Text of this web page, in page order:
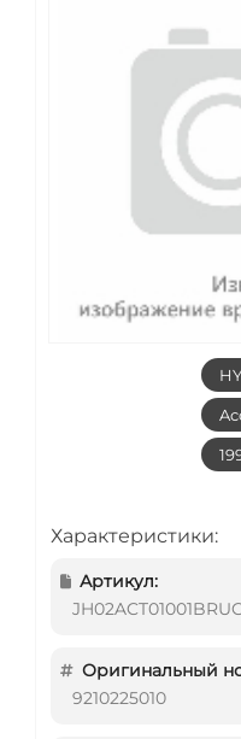
Характеристики:
Артикул:
Оригинальный
9210225010